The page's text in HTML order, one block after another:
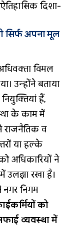
दिशा-
सिर्फ अपना मूल
विमल
उन्होंने बताया
हैं,
के काम में
राजनैतिक व
या हल्के
अधिकारियों ने
उलझा रखा है।
नगर निगम
को
व्यवस्था में